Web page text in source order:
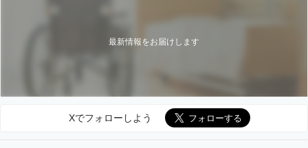
最新情報をお届けします
Xでフォローしよう